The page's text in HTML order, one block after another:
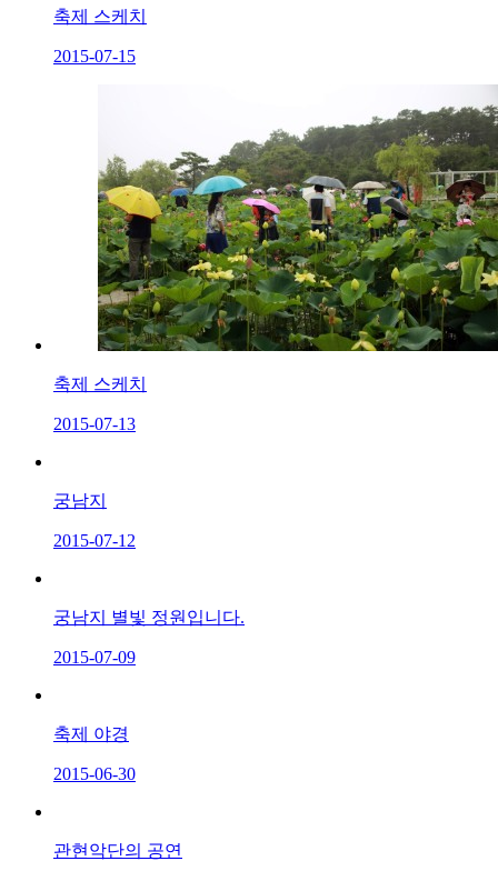
축제 스케치
2015-07-15
축제 스케치
2015-07-13
궁남지
2015-07-12
궁남지 별빛 정원입니다.
2015-07-09
축제 야경
2015-06-30
관현악단의 공연